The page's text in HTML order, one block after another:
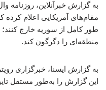
به گزارش خبرآنلاین،‌ روزنامه
مقام‌های آمریکایی اعلام
طور کامل از سوریه خارج
منطقه‌ای را دگرگون کند.
به گزارش ایسنا، خبرگزاری
این گزارش را به‌طور مستقل